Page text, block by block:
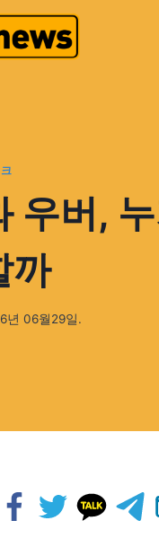
우버,
까
년 06월29일.